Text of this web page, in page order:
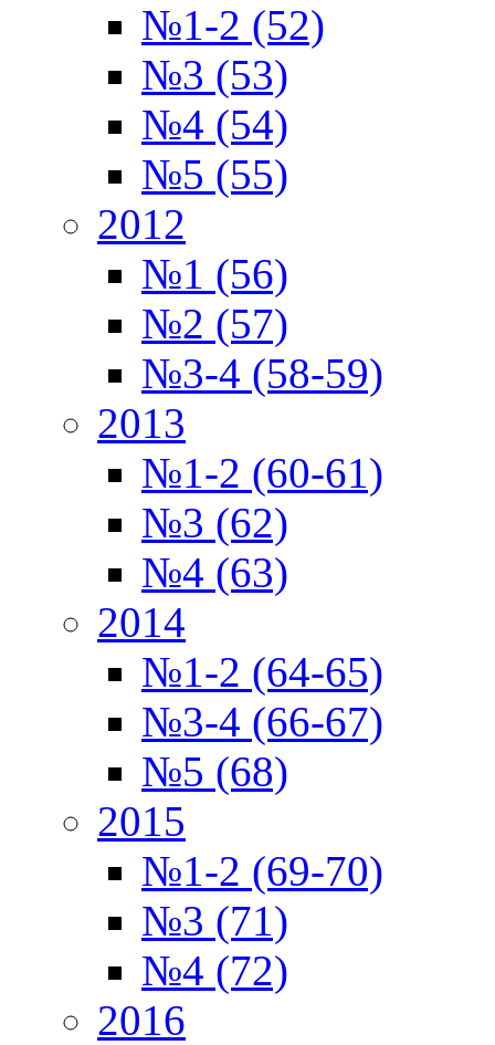
№1-2 (52)
№3 (53)
№4 (54)
№5 (55)
2012
№1 (56)
№2 (57)
№3-4 (58-59)
2013
№1-2 (60-61)
№3 (62)
№4 (63)
2014
№1-2 (64-65)
№3-4 (66-67)
№5 (68)
2015
№1-2 (69-70)
№3 (71)
№4 (72)
2016